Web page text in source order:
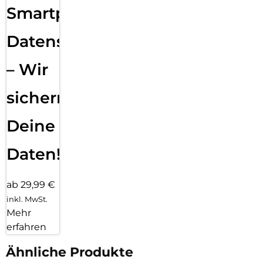
Smartphone
Datensicherung
– Wir
sichern
Deine
Daten!
ab 29,99 €
inkl. MwSt.
Mehr
erfahren
Ähnliche Produkte